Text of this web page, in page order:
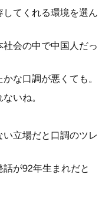
てくれる環境を選ん
会の中で中国人だっ
な口調が悪くても。
いね。
立場だと口調のツレ
が92年生まれだと